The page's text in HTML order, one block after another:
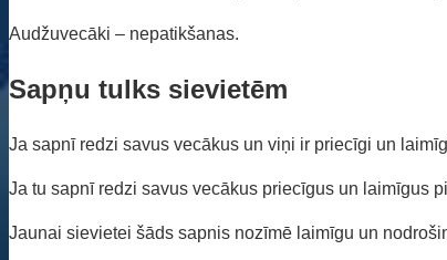
Audžuvecāki – nepatikšanas.
Sapņu tulks sievietēm
Ja sapnī redzi savus vecākus un viņi ir priecīgi un
Ja tu sapnī redzi savus vecākus priecīgus un laimīgus
Jaunai sievietei šāds sapnis nozīmē laimīgu un